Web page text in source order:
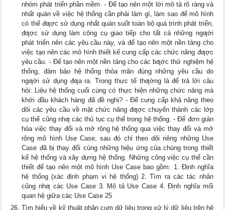
nhóm phát triển phần mềm. - Để tạo nên một lời mô tả rõ ràng và
nhất quán về việc hệ thống cần phải làm gì, làm sao để mô hình
có thể đƣợc sử dụng nhất quán suốt toàn bộ quá trình phát triển,
đƣợc sử dụng làm công cụ giao tiếp cho tất cả những ngƣời
phát triển nên các yêu cầu này, và để tạo nên một nền tảng cho
việc tạo nên các mô hình thiết kế cung cấp các chức năng đƣợc
yêu cầu. - Để tạo nên một nền tảng cho các bƣớc thử nghiệm hệ
thống, đảm bảo hệ thống thỏa mãn đúng những yêu cầu do
ngƣời sử dụng đƣa ra. Trong thực tế thƣờng là để trả lời câu
hỏi: Liệu hệ thống cuối cùng có thực hiện những chức năng mà
khởi đầu khách hàng đã đề nghị? - Để cung cấp khả năng theo
dõi các yêu cầu về mặt chức năng đƣợc chuyển thành các lớp
cụ thể cũng nhƣ các thủ tục cụ thể trong hệ thống. - Để đơn giản
hóa việc thay đổi và mở rộng hệ thống qua việc thay đổi và mở
rộng mô hình Use Case, sau đó chỉ theo dõi riêng những Use
Case đã bị thay đổi cùng những hiệu ứng của chúng trong thiết
kế hệ thống và xây dựng hệ thống. Những công việc cụ thể cần
thiết để tạo nên một mô hình Use Case bao gồm: 1. Định nghĩa
hệ thống (xác định phạm vi hệ thống) 2. Tìm ra các tác nhân
cũng nhƣ các Use Case 3. Mô tả Use Case 4. Định nghĩa mối
quan hệ giữa các Use Case 25
Tìm hiểu về kỹ thuật phân cụm dữ liệu trong xử lý dữ liệu trên hệ